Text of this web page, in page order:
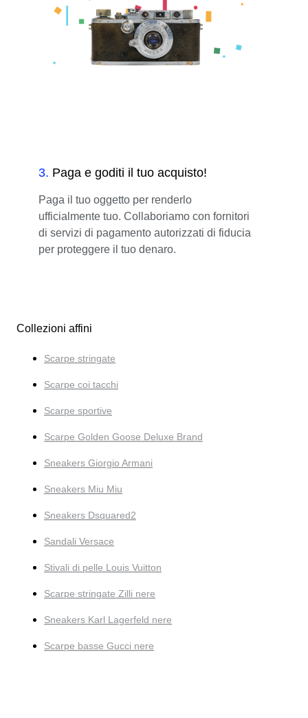
3. Paga e goditi il tuo acquisto!
Paga il tuo oggetto per renderlo
ufficialmente tuo. Collaboriamo con fornitori
di servizi di pagamento autorizzati di fiducia
per proteggere il tuo denaro.
Collezioni affini
Scarpe stringate
Scarpe coi tacchi
Scarpe sportive
Scarpe Golden Goose Deluxe Brand
Sneakers Giorgio Armani
Sneakers Miu Miu
Sneakers Dsquared2
Sandali Versace
Stivali di pelle Louis Vuitton
Scarpe stringate Zilli nere
Sneakers Karl Lagerfeld nere
Scarpe basse Gucci nere